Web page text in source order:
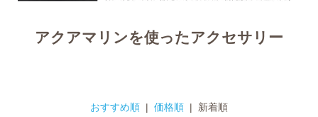
アクアマリンを使ったアクセサリー
おすすめ順 | 価格順 | 新着順